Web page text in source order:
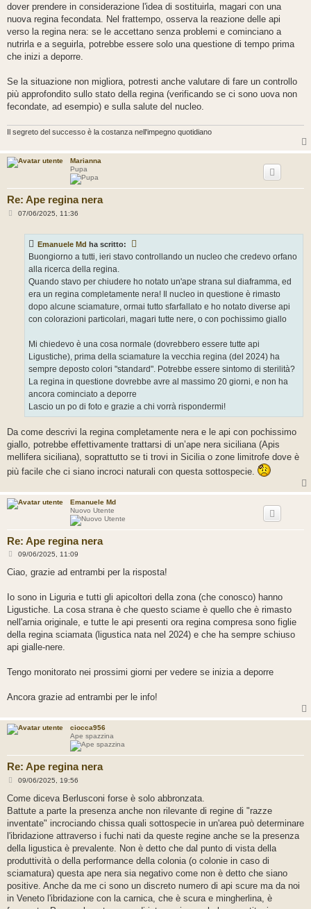
dover prendere in considerazione l'idea di sostituirla, magari con una
nuova regina fecondata. Nel frattempo, osserva la reazione delle api
verso la regina nera: se le accettano senza problemi e cominciano a
nutrirla e a seguirla, potrebbe essere solo una questione di tempo prima
che inizi a deporre.
Se la situazione non migliora, potresti anche valutare di fare un controllo
più approfondito sullo stato della regina (verificando se ci sono uova non
fecondate, ad esempio) e sulla salute del nucleo.
Il segreto del successo è la costanza nell'impegno quotidiano
Marianna
Pupa
Re: Ape regina nera
M07/06/2025, 11:36
Emanuele Md ha scritto:
Buongiorno a tutti, ieri stavo controllando un nucleo che credevo orfano
alla ricerca della regina.
Quando stavo per chiudere ho notato un'ape strana sul diaframma, ed
era un regina completamente nera! Il nucleo in questione è rimasto
dopo alcune sciamature, ormai tutto sfarfallato e ho notato diverse api
con colorazioni particolari, magari tutte nere, o con pochissimo giallo
Mi chiedevo è una cosa normale (dovrebbero essere tutte api
Ligustiche), prima della sciamature la vecchia regina (del 2024) ha
sempre deposto colori "standard". Potrebbe essere sintomo di sterilità?
La regina in questione dovrebbe avre al massimo 20 giorni, e non ha
ancora cominciato a deporre
Lascio un po di foto e grazie a chi vorrà rispondermi!
Da come descrivi la regina completamente nera e le api con pochissimo
giallo, potrebbe effettivamente trattarsi di un’ape nera siciliana (Apis
mellifera siciliana), soprattutto se ti trovi in Sicilia o zone limitrofe dove è
più facile che ci siano incroci naturali con questa sottospecie.
Emanuele Md
Nuovo Utente
Re: Ape regina nera
M
s
g
i
o
09/06/2025, 11:09
Ciao, grazie ad entrambi per la risposta!
Io sono in Liguria e tutti gli apicoltori della zona (che conosco) hanno
Ligustiche. La cosa strana è che questo sciame è quello che è rimasto
nell'arnia originale, e tutte le api presenti ora regina compresa sono figlie
della regina sciamata (ligustica nata nel 2024) e che ha sempre schiuso
api gialle-nere.
Tengo monitorato nei prossimi giorni per vedere se inizia a deporre
Ancora grazie ad entrambi per le info!
ciocca956
Ape spazzina
Re: Ape regina nera
M
s
a
g
i
o
09/06/2025, 19:56
Come diceva Berlusconi forse è solo abbronzata.
Battute a parte la presenza anche non rilevante di regine di "razze
inventate" incrociando chissa quali sottospecie in un'area può determinare
l'ibridazione attraverso i fuchi nati da queste regine anche se la presenza
della ligustica è prevalente. Non è detto che dal punto di vista della
produttività o della performance della colonia (o colonie in caso di
sciamatura) questa ape nera sia negativo come non è detto che siano
positive. Anche da me ci sono un discreto numero di api scure ma da noi
in Veneto l'ibridazione con la carnica, che è scura e mingherlina, è